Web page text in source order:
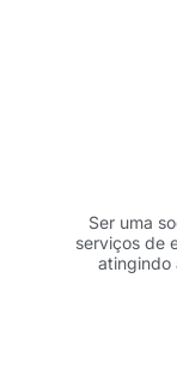
Ser uma
serviços de
atingindo